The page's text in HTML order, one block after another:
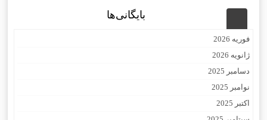
بایگانی‌ها
فوریه 2026
ژانویه 2026
دسامبر 2025
نوامبر 2025
اکتبر 2025